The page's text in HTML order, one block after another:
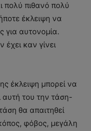
πολύ πιθανό πολύ
έκλειψη να
για αυτονομία.
καν γίνει
έκλειψη μπορεί να
αυτή του την τάση-
θα απαιτηθεί
φόβος, μεγάλη